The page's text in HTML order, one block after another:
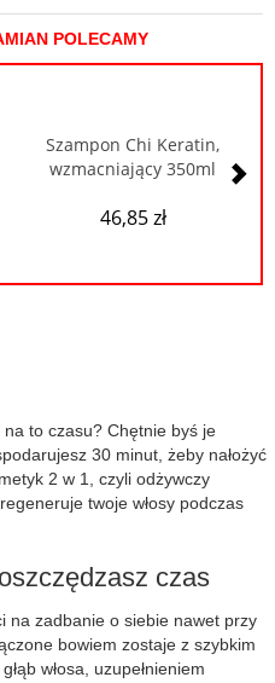
POLECAMY
Szampon Chi Keratin,
wzmacniający 350ml
46,85 zł
na to czasu? Chętnie byś je
30 minut, żeby nałożyć
2 w 1, czyli odżywczy
twoje włosy podczas
czas
na zadbanie o siebie nawet przy
bowiem zostaje z szybkim
włosa, uzupełnieniem